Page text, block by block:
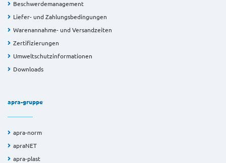
Beschwerdemanagement
Liefer- und Zahlungsbedingungen
Warenannahme- und Versandzeiten
Zertifizierungen
Umweltschutzinformationen
Downloads
apra-gruppe
apra-norm
apraNET
apra-plast